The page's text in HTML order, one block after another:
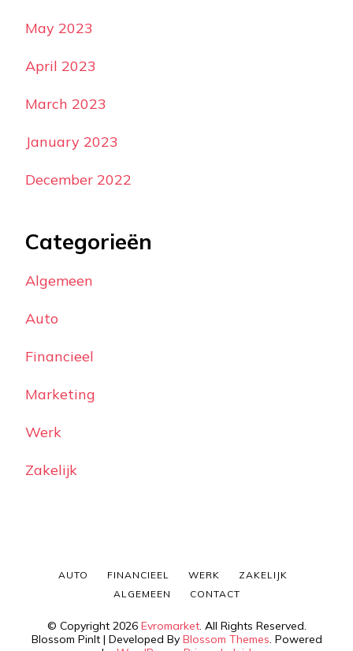
May 2023
April 2023
March 2023
January 2023
December 2022
Categorieën
Algemeen
Auto
Financieel
Marketing
Werk
Zakelijk
© Copyright 2026 Evromarket. All Rights Reserved.
Blossom PinIt | Developed By Blossom Themes. Powered
AUTO FINANCIEEL WERK
ZAKELIJK
ALGEMEEN
CONTACT